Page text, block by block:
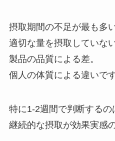
摂取期間の不足が最も多
適切な量を摂取していな
製品の品質による差。
個人の体質による違いです
特に1-2週間で判断するの
継続的な摂取が効果実感